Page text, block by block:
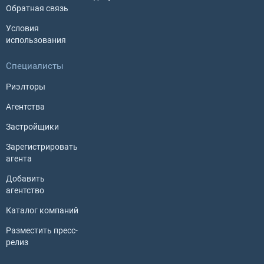
Обратная связь
Условия
использования
Специалисты
Риэлторы
Агентства
Застройщики
Зарегистрировать
агента
Добавить
агентство
Каталог компаний
Разместить пресс-
релиз